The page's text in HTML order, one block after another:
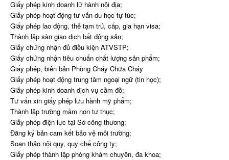
Giấy phép kinh doanh lữ hành nội địa;
Giấy phép hoạt động tư vấn du học tự túc;
Giấy phép lao động, thẻ tạm trú, cấp, gia hạn visa;
Thành lập sàn giao dịch bất động sản;
Giấy chứng nhận đủ điều kiện ATVSTP;
Giấy chứng nhận tiêu chuẩn chất lượng sản phẩm;
Giấy phép, biên bản Phòng Cháy Chữa Cháy
Giấy phép hoạt động trung tâm ngoại ngữ (tin học);
Giấy phép kinh doanh dịch vụ cầm đồ;
Tư vấn xin giấy phép lưu hành mỹ phẩm;
Thành lập trường mầm non tư thục;
Giấy phép điện lực tại Sở công thương;
Đăng ký bản cam kết bảo vệ môi trường;
Soạn thảo nội quy, quy chế công ty;
Giấy phép thành lập phòng khám chuyên, đa khoa;